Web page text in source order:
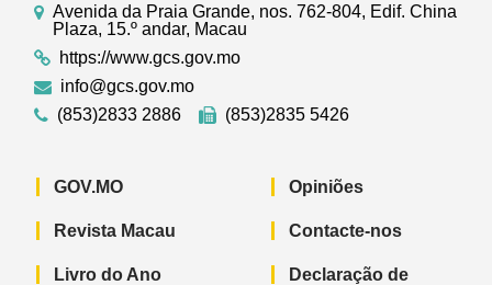
Avenida da Praia Grande, nos. 762-804, Edif. China
Plaza, 15.º andar, Macau
https://www.gcs.gov.mo
info@gcs.gov.mo
(853)2833 2886
(853)2835 5426
GOV.MO
Revista Macau
Livro do Ano
Opiniões
Contacte-nos
Declaração de